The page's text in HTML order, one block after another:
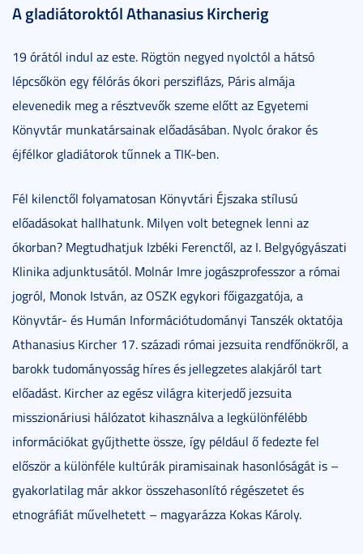
A gladiátoroktól Athanasius Kircherig
19 órától indul az este. Rögtön negyed nyolctól a hátsó
lépcsőkön egy félórás ókori persziflázs, Páris almája
elevenedik meg a résztvevők szeme előtt az Egyetemi
Könyvtár munkatársainak előadásában. Nyolc órakor és
éjfélkor gladiátorok tűnnek a TIK-ben.
Fél kilenctől folyamatosan Könyvtári Éjszaka stílusú
előadásokat hallhatunk. Milyen volt betegnek lenni az
ókorban? Megtudhatjuk Izbéki Ferenctől, az I. Belgyógyászati
Klinika adjunktusától. Molnár Imre jogászprofesszor a római
jogról, Monok István, az OSZK egykori főigazgatója, a
Könyvtár- és Humán Információtudományi Tanszék oktatója
Athanasius Kircher 17. századi római jezsuita rendfőnökről, a
barokk tudományosság híres és jellegzetes alakjáról tart
előadást. Kircher az egész világra kiterjedő jezsuita
misszionáriusi hálózatot kihasználva a legkülönfélébb
információkat gyűjthette össze, így például ő fedezte fel
először a különféle kultúrák piramisainak hasonlóságát is –
gyakorlatilag már akkor összehasonlító régészetet és
etnográfiát művelhetett – magyarázza Kokas Károly.